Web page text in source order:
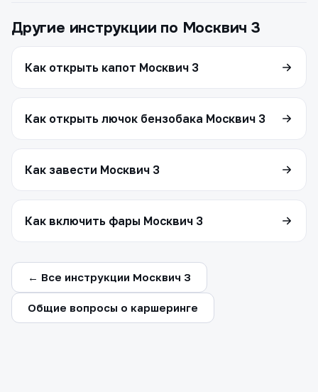
Другие инструкции по Москвич 3
Как открыть капот Москвич 3
Как открыть лючок бензобака Москвич 3
Как завести Москвич 3
Как включить фары Москвич 3
← Все инструкции Москвич 3
Общие вопросы о каршеринге